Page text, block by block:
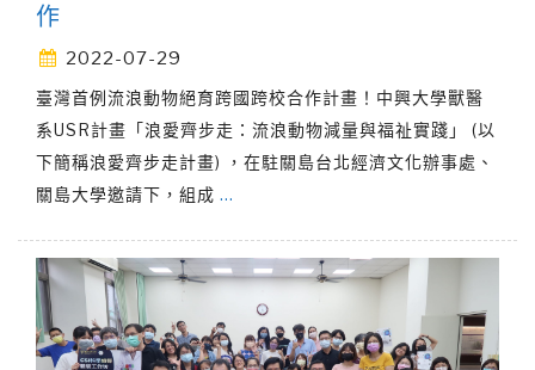
作
2022-07-29
臺灣首例流浪動物絕育跨國跨校合作計畫！中興大學獸醫
系USR計畫「浪愛齊步走：流浪動物減量與福祉實踐」 (以
下簡稱浪愛齊步走計畫) ，在駐關島台北經濟文化辦事處、
關島大學邀請下，組成 …